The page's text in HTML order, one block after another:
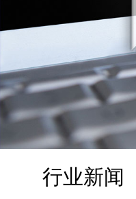
行业新闻